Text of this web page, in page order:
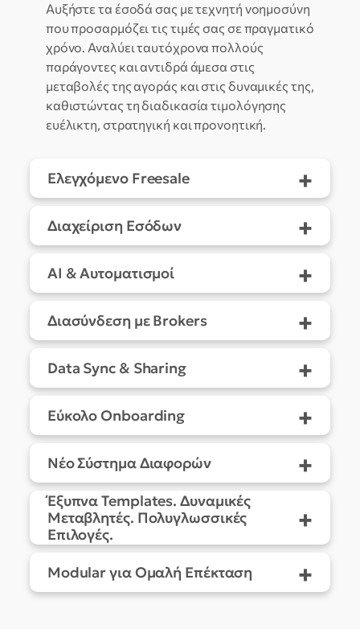
Αυξήστε τα έσοδά σας με τεχνητή νοημοσύνη
που προσαρμόζει τις τιμές σας σε πραγματικό
χρόνο. Αναλύει ταυτόχρονα πολλούς
παράγοντες και αντιδρά άμεσα στις
μεταβολές της αγοράς και στις δυναμικές της,
καθιστώντας τη διαδικασία τιμολόγησης
ευέλικτη, στρατηγική και προνοητική.
Ελεγχόμενο Freesale +
Διαχείριση Εσόδων +
AI & Αυτοματισμοί +
Διασύνδεση με Brokers +
Data Sync & Sharing +
Εύκολο Onboarding +
Νέο Σύστημα Διαφορών +
Έξυπνα Templates. Δυναμικές
Μεταβλητές. Πολυγλωσσικές
Επιλογές.
+
Modular για Ομαλή Επέκταση +